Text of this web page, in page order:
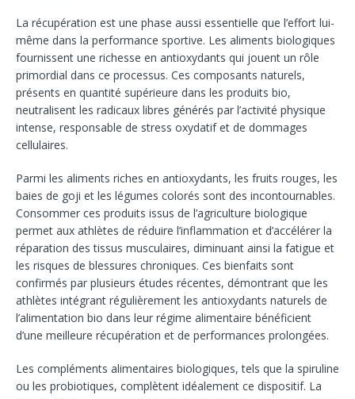
La récupération est une phase aussi essentielle que l’effort lui-
même dans la performance sportive. Les aliments biologiques
fournissent une richesse en antioxydants qui jouent un rôle
primordial dans ce processus. Ces composants naturels,
présents en quantité supérieure dans les produits bio,
neutralisent les radicaux libres générés par l’activité physique
intense, responsable de stress oxydatif et de dommages
cellulaires.
Parmi les aliments riches en antioxydants, les fruits rouges, les
baies de goji et les légumes colorés sont des incontournables.
Consommer ces produits issus de l’agriculture biologique
permet aux athlètes de réduire l’inflammation et d’accélérer la
réparation des tissus musculaires, diminuant ainsi la fatigue et
les risques de blessures chroniques. Ces bienfaits sont
confirmés par plusieurs études récentes, démontrant que les
athlètes intégrant régulièrement les antioxydants naturels de
l’alimentation bio dans leur régime alimentaire bénéficient
d’une meilleure récupération et de performances prolongées.
Les compléments alimentaires biologiques, tels que la spiruline
ou les probiotiques, complètent idéalement ce dispositif. La